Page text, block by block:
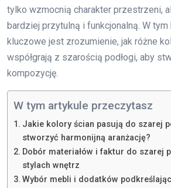
tylko wzmocnią charakter przestrzeni,
bardziej przytulną i funkcjonalną. W
kluczowe jest zrozumienie, jak różne
współgrają z szarością podłogi, aby
kompozycję.
W tym artykule przeczytasz
Jakie kolory ścian pasują do szarej
stworzyć harmonijną aranżację?
Dobór materiałów i faktur do szarej
stylach wnętrz
Wybór mebli i dodatków